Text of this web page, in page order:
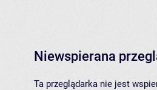
Niewspierana
Ta przeglądarka nie jest